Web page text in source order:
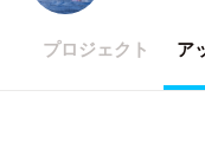
プロジェクト ア